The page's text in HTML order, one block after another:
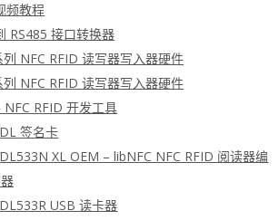
频教程
RS485 接口转换器
列 NFC RFID 读写器写入器硬件
列 NFC RFID 读写器写入器硬件
NFC RFID 开发工具
DL 签名卡
DL533N XL OEM – libNFC NFC RFID 阅读器编
DL533R USB 读卡器